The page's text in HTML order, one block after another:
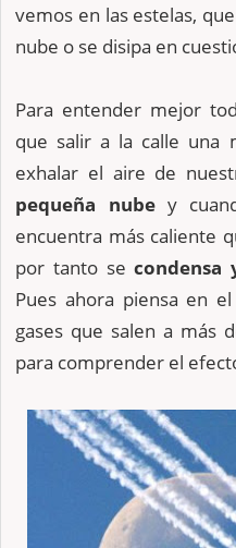
vemos en las estelas,
nube o se disipa en
Para entender mejor
que salir a la calle una
exhalar el aire de
pequeña nubey
encuentra más caliente
por tanto secondensa
Pues ahora piensa en
gases que salen a más
para comprender el